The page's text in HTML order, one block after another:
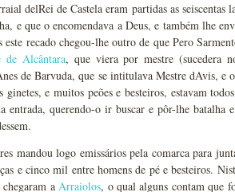
delRei de Castela eram partidas as
e que o encomendava a Deus, e também lhe
este recado chegou-lhe outro de que Pero
de Alcântara, que viera por mestre (sucedera
de Barvuda, que se intitulava Mestre dAvis, e
ginetes, e muitos peões e besteiros, estavam
entrada, querendo-o ir buscar e pôr-lhe
mandou logo emissários pela comarca para
e cinco mil entre homens de pé e besteiros.
chegaram aArraiolos, o qual alguns contam que